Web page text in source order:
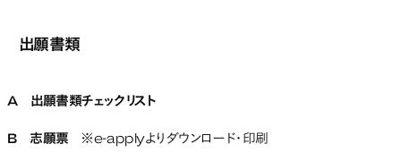
出願書類
A 出願書類チェックリスト
B 志願票 ※e-applyよりダウンロード・印刷